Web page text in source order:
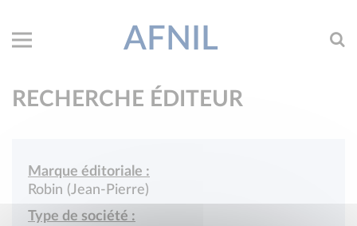
AFNIL
RECHERCHE ÉDITEUR
Marque éditoriale :
Robin (Jean-Pierre)
Type de société :